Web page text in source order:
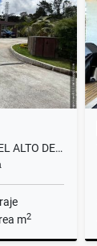
VENTA CASA DE LUJO EN EL ALTO DE LAS PALMAS
m2